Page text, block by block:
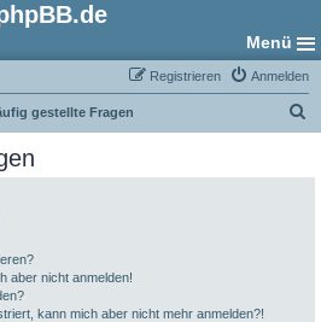
Menü
Anmelden
Registrieren
gestellte Fragen
aber nicht anmelden!
kann mich aber nicht mehr anmelden?!